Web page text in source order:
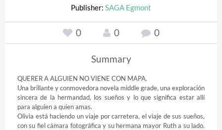
Publisher: SAGA Egmont
0 0 0
Summary
QUERER A ALGUIEN NO VIENE CON MAPA.
Una brillante y conmovedora novela middle grade, una exploración
sincera de la hermandad, los sueños y lo que significa estar allí
para alguien a quien amas.
Olivia está haciendo un viaje por carretera, el viaje de sus sueños,
con su fiel cámara fotográfica y su hermana mayor Ruth a su lado.